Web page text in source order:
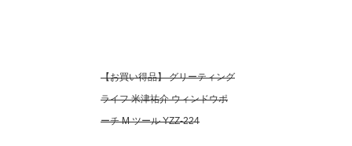
【お買い得品】 グリーティング
ライフ 米津祐介 ウィンドウポ
ーチ M ツール YZZ-224